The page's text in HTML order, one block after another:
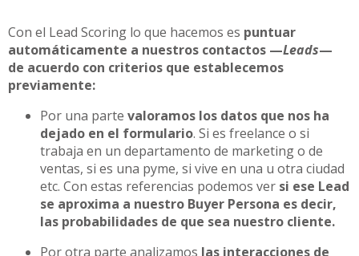
Con el Lead Scoring lo que hacemos es puntuar
automáticamente a nuestros contactos —Leads—
de acuerdo con criterios que establecemos
previamente:
Por una parte valoramos los datos que nos ha
dejado en el formulario. Si es freelance o si
trabaja en un departamento de marketing o de
ventas, si es una pyme, si vive en una u otra ciudad
etc. Con estas referencias podemos ver si ese Lead
se aproxima a nuestro Buyer Persona es decir,
las probabilidades de que sea nuestro cliente.
Por otra parte analizamos las interacciones de